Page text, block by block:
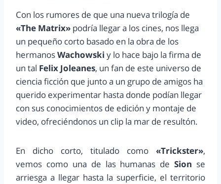
Con los rumores de que una nueva trilogía de
«The Matrix» podría llegar a los cines, nos llega
un pequeño corto basado en la obra de los
hermanosWachowski y lo hace bajo la firma de
un tal Felix Joleanes, un fan de este universo de
ciencia ficción que junto a un grupo de amigos ha
querido experimentar hasta donde podían llegar
con sus conocimientos de edición y montaje de
video, ofreciéndonos un clip la mar de resultón.
En dicho corto, titulado como «Trickster»,
vemos como una de las humanas deSion se
arriesga a llegar hasta la superficie, el territorio